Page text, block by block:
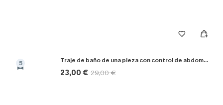
5 Traje de baño de una pieza con control de abdomen Sienna Sun
23,00 € 29,00 €